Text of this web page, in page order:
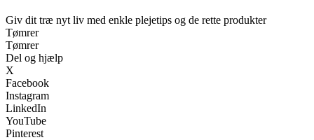
Giv dit træ nyt liv med enkle plejetips og de rette produkter
Tømrer
Tømrer
Del og hjælp
X
Facebook
Instagram
LinkedIn
YouTube
Pinterest